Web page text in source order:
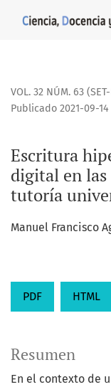
Escritura
VOL. 32 NÚM. 63
Escritura
digital en las
tutoría
Publicado 2021-09-14
Manuel Francisco
PDF HTML
Resumen
En el contexto de